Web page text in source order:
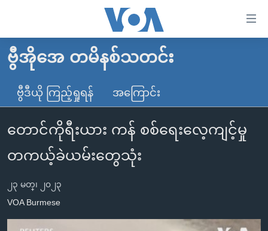
လွယ်ကူ
စေ
သည့်
များ
ပင်မ
သို့
ကျော်
မူလစာမျက်နှာ
မြန်မာ
ကမ္ဘာ့သတင်းများ
နိုင်ငံတကာ
အမေရိကန်
အစ္စရေး-ပါလက်စတိုင်း
ဗွီဒီယို
သတင်းလွတ်လပ်ခွင့်
အင်္ဂလိပ်စာလေ့လာမယ်
ဗွီအိုအေ တမိနစ်သတင်း
ဗွီဒီယို ကြည့်ရှုရန် အကြောင်း
တောင်ကိုရီးယား ကန် စစ်ရေးလေ့ကျင့်မှု
တကယ့်ခဲယမ်းတွေသုံး
၂၃ မတ္၊ ၂၀၂၃
VOA Burmese